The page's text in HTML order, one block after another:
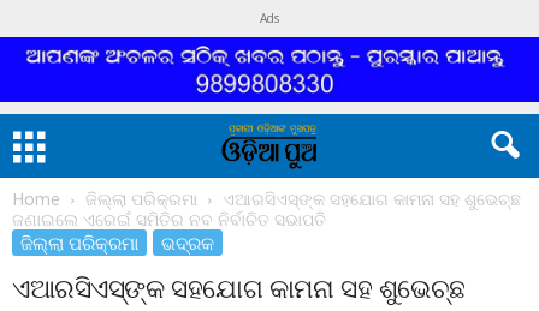
Ads
Home ଜିଲ୍ଲା ପରିକ୍ରମା
ଏଆରସିଏସ୍‌ଙ୍କ ସହଯୋଗ କାମନା ସହ ଶୁଭେଚ୍ଛ
ଜଣାଇଲେ ଏରେଇଁ ସମିତିର ନବ ନିର୍ବାଚିତ ସଭାପତି
ଜିଲ୍ଲା ପରିକ୍ରମା ଭଦ୍ରକ
ଏଆରସିଏସ୍‌ଙ୍କ ସହଯୋଗ କାମନା ସହ ଶୁଭେଚ୍ଛ